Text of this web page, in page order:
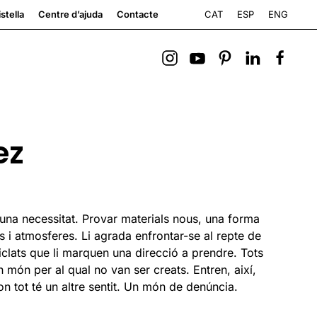
Centre d’ajuda Contacte CAT ESP ENG
necessitat. Provar materials nous, una forma
i atmosferes. Li agrada enfrontar-se al repte de
que li marquen una direcció a prendre. Tots
món per al qual no van ser creats. Entren, així,
tot té un altre sentit. Un món de denúncia.